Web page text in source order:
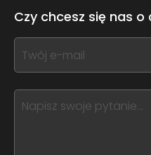
this
form
field
blank
Czy chcesz się nas
If
you
this,
leave